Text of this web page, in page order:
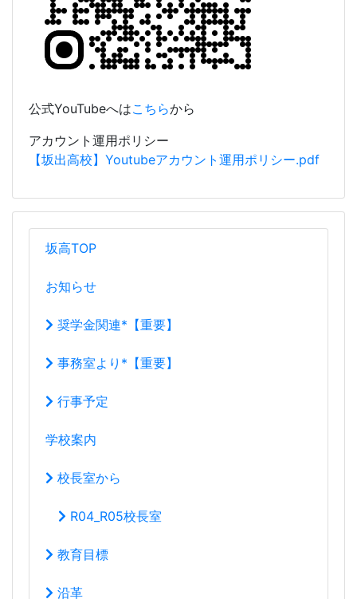
公式YouTubeへはこちらから
アカウント運用ポリシー
【坂出高校】Youtubeアカウント運用ポリシー.pdf
坂高TOP
お知らせ
奨学金関連*【重要】
事務室より*【重要】
行事予定
学校案内
校長室から
R04_R05校長室
教育目標
沿革